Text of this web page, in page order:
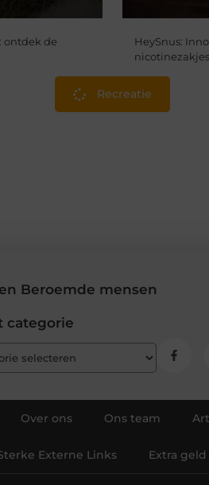
ontdek de
HeySnus:
nicotinezakjes
Recreatie
Beroemde mensen
categorie
Over ons Ons team
Externe Links Extra